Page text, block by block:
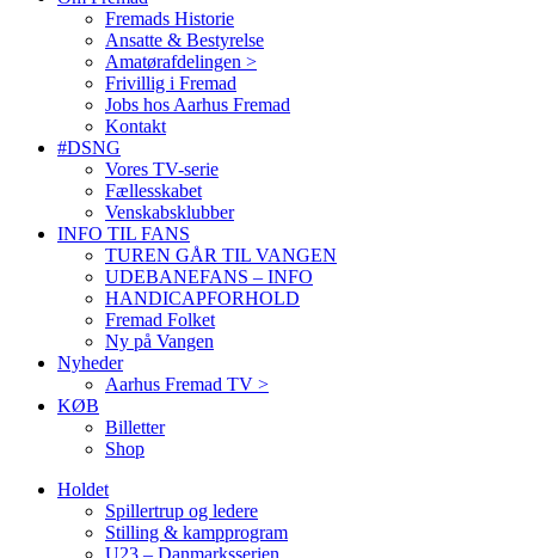
Fremads Historie
Ansatte & Bestyrelse
Amatørafdelingen >
Frivillig i Fremad
Jobs hos Aarhus Fremad
Kontakt
#DSNG
Vores TV-serie
Fællesskabet
Venskabsklubber
INFO TIL FANS
TUREN GÅR TIL VANGEN
UDEBANEFANS – INFO
HANDICAPFORHOLD
Fremad Folket
Ny på Vangen
Nyheder
Aarhus Fremad TV >
KØB
Billetter
Shop
Holdet
Spillertrup og ledere
Stilling & kampprogram
U23 – Danmarksserien